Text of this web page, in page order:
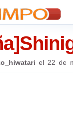
el 22 de